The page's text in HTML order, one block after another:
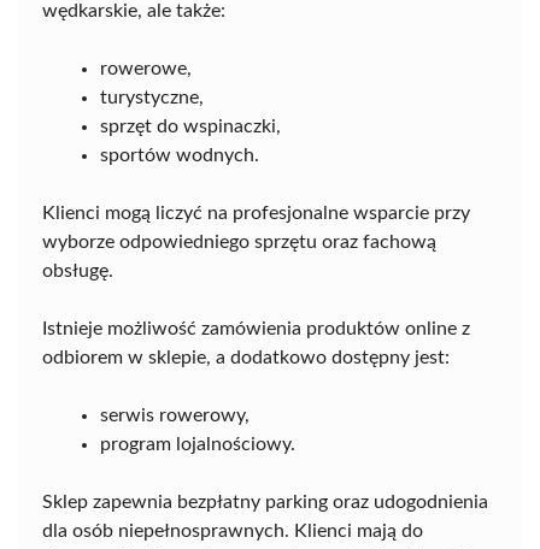
wędkarskie, ale także:
rowerowe,
turystyczne,
sprzęt do wspinaczki,
sportów wodnych.
Klienci mogą liczyć na profesjonalne wsparcie przy
wyborze odpowiedniego sprzętu oraz fachową
obsługę.
Istnieje możliwość zamówienia produktów online z
odbiorem w sklepie, a dodatkowo dostępny jest:
serwis rowerowy,
program lojalnościowy.
Sklep zapewnia bezpłatny parking oraz udogodnienia
dla osób niepełnosprawnych. Klienci mają do